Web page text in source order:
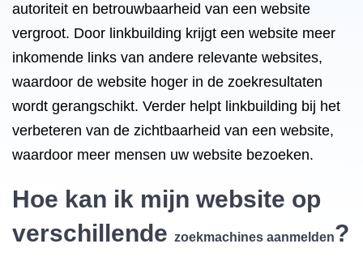
autoriteit en betrouwbaarheid van een website
vergroot. Door linkbuilding krijgt een website meer
inkomende links van andere relevante websites,
waardoor de website hoger in de zoekresultaten
wordt gerangschikt. Verder helpt linkbuilding bij het
verbeteren van de zichtbaarheid van een website,
waardoor meer mensen uw website bezoeken.
Hoe kan ik mijn website op
verschillende zoekmachines aanmelden?